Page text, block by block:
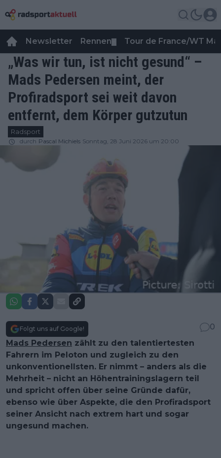
Newsletter Rennen Tour de France/WT
„Was wir tun, ist nicht gesund“ –
Mads Pedersen meint, der
Profiradsport sei weit davon
entfernt, dem Körper gutzutun
Radsport
durch Pascal Michiels Sonntag, 28 Juni 2026 um 20:00
Folgt uns auf Google!
0
Mads Pedersen zählt zu den talentiertesten
Fahrern im Peloton und zugleich zu den
unkonventionellsten. Er nimmt – anders als die
Mehrheit – nicht an Höhentrainingslagern teil
und spricht offen über seine Gründe dafür,
ebenso wie über Aspekte, die den Profiradsport
seiner Ansicht nach extrem hart und sogar
ungesund machen.